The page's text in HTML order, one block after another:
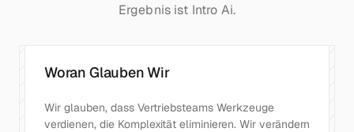
Ergebnis ist Intro Ai.
Woran Glauben Wir
Wir glauben, dass Vertriebsteams Werkzeuge
verdienen, die Komplexität eliminieren. Wir verändern